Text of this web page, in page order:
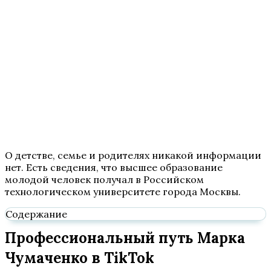
О детстве, семье и родителях никакой информации
нет. Есть сведения, что высшее образование
молодой человек получал в Российском
технологическом университете города Москвы.
Содержание
Профессиональный путь Марка
Чумаченко в TikTok